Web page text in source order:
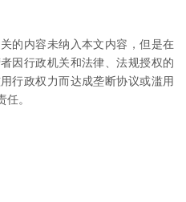
的内容未纳入本文内容，但是在
因行政机关和法律、法规授权的
行政权力而达成垄断协议或滥用
。